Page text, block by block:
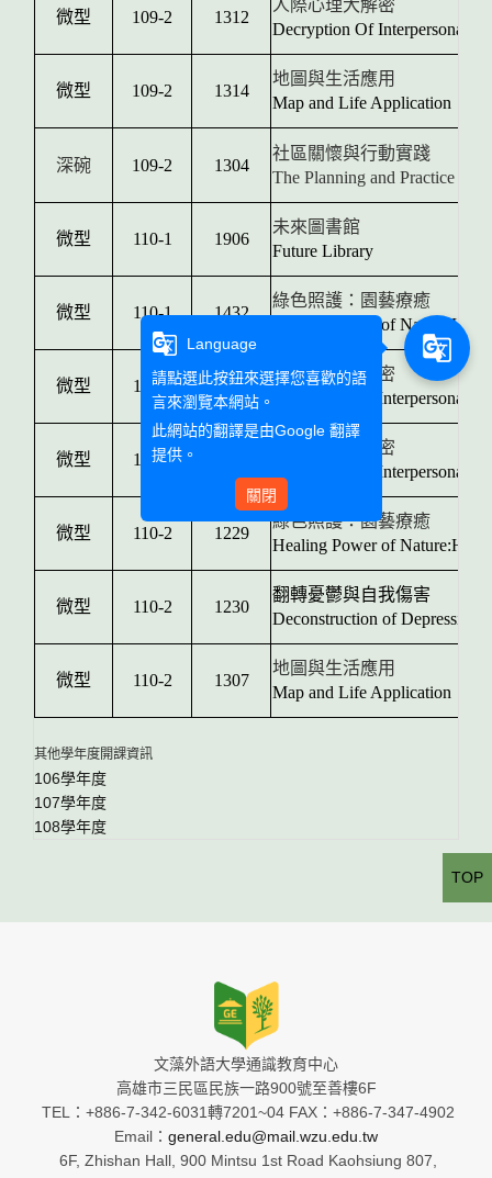
微型 109-2 1312
人際心理大解密
Decryption Of Interpersonal
微型 109-2 1314
地圖與生活應用
Map and Life Application
深碗 109-2 1304
社區關懷與行動實踐
The Planning and Practice of
微型 110-1 1906
未來圖書館
Future Library
微型 110-1 1432
綠色照護：園藝療癒
Healing Power of
微型 110-1 1442
人際心理大解密
Decryption Of Interpersonal
微型 110-2
人際心理大解密
Decryption Of Interpersonal
微型 110-2 1229
綠色照護：園藝療癒
Healing Power of
微型 110-2 1230
翻轉憂鬱與自我傷害
Deconstruction of Depression
微型 110-2 1307
地圖與生活應用
Map and Life Application
其他學年度開課資訊
106學年度
107學年度
108學年度
文藻外語大學通識教育中心
高雄市三民區民族一路900號至善樓6F
TEL：+886-7-342-6031轉7201~04 FAX：+886-7-347-4902
Email： general.edu@mail.wzu.edu.tw
6F, Zhishan Hall, 900 Mintsu 1st Road Kaohsiung 807,
TOP
g_translate
Language
請點選此按鈕來選擇您喜歡的語
言來瀏覽本網站。
此網站的翻譯是由Google 翻譯
提供。
關閉
g_translate